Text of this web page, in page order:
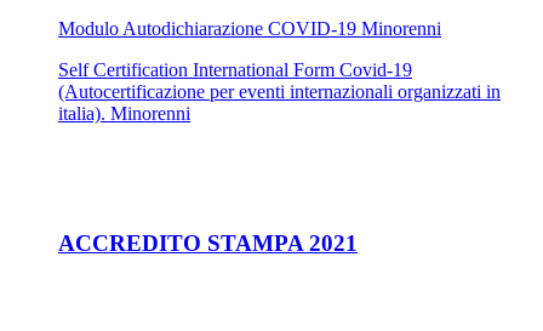
Modulo Autodichiarazione COVID-19 Minorenni
Self Certification International Form Covid-19
(Autocertificazione per eventi internazionali organizzati in
italia). Minorenni
ACCREDITO STAMPA 2021